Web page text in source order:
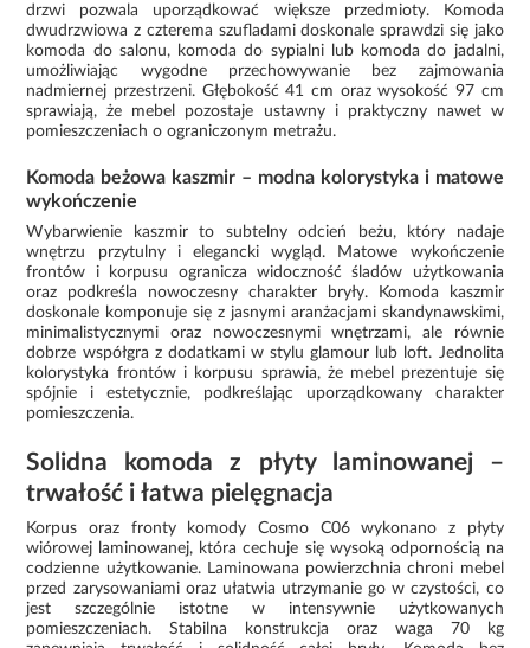
drzwi pozwala uporządkować większe przedmioty. Komoda
dwudrzwiowa z czterema szufladami doskonale sprawdzi się jako
komoda do salonu, komoda do sypialni lub komoda do jadalni,
umożliwiając wygodne przechowywanie bez zajmowania
nadmiernej przestrzeni. Głębokość 41 cm oraz wysokość 97 cm
sprawiają, że mebel pozostaje ustawny i praktyczny nawet w
pomieszczeniach o ograniczonym metrażu.
Komoda beżowa kaszmir – modna kolorystyka i matowe
wykończenie
Wybarwienie kaszmir to subtelny odcień beżu, który nadaje
wnętrzu przytulny i elegancki wygląd. Matowe wykończenie
frontów i korpusu ogranicza widoczność śladów użytkowania
oraz podkreśla nowoczesny charakter bryły. Komoda kaszmir
doskonale komponuje się z jasnymi aranżacjami skandynawskimi,
minimalistycznymi oraz nowoczesnymi wnętrzami, ale równie
dobrze współgra z dodatkami w stylu glamour lub loft. Jednolita
kolorystyka frontów i korpusu sprawia, że mebel prezentuje się
spójnie i estetycznie, podkreślając uporządkowany charakter
pomieszczenia.
Solidna komoda z płyty laminowanej –
trwałość i łatwa pielęgnacja
Korpus oraz fronty komody Cosmo C06 wykonano z płyty
wiórowej laminowanej, która cechuje się wysoką odpornością na
codzienne użytkowanie. Laminowana powierzchnia chroni mebel
przed zarysowaniami oraz ułatwia utrzymanie go w czystości, co
jest szczególnie istotne w intensywnie użytkowanych
pomieszczeniach. Stabilna konstrukcja oraz waga 70 kg